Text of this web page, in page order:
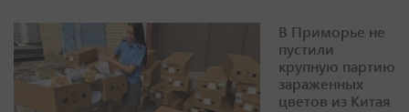
В Приморье не
пустили
крупную партию
зараженных
цветов из Китая